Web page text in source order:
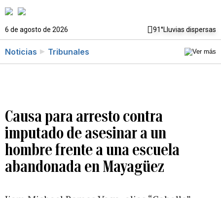
6 de agosto de 2026 91°Lluvias dispersas
Noticias Tribunales
Causa para arresto contra
imputado de asesinar a un
hombre frente a una escuela
abandonada en Mayagüez